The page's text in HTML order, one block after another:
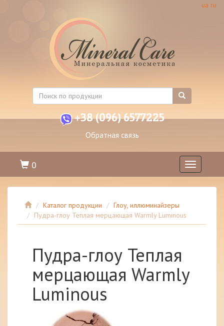
ua ru
+38 (096) 6577225
Обратная связь
Toggle
navigation
0
Каталог продукции
Глоу, иллюминайзеры
Пудра-глоу Теплая мерцающая Warmly Luminous
Пудра-глоу Теплая
мерцающая Warmly
Luminous